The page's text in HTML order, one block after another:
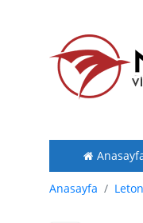
Anasayfa